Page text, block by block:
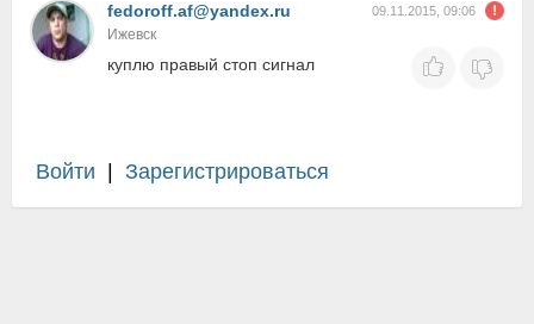
fedoroff.af@yandex.ru 09.11.2015, 09:06
Ижевск
куплю правый стоп сигнал
Войти Зарегистрироваться